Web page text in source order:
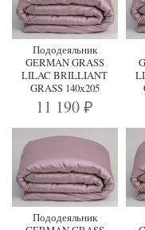
Пододеяльник
GERMAN GRASS
LILAC BRILLIANT
GRASS 140х205
11 190₽
Пододеяльник